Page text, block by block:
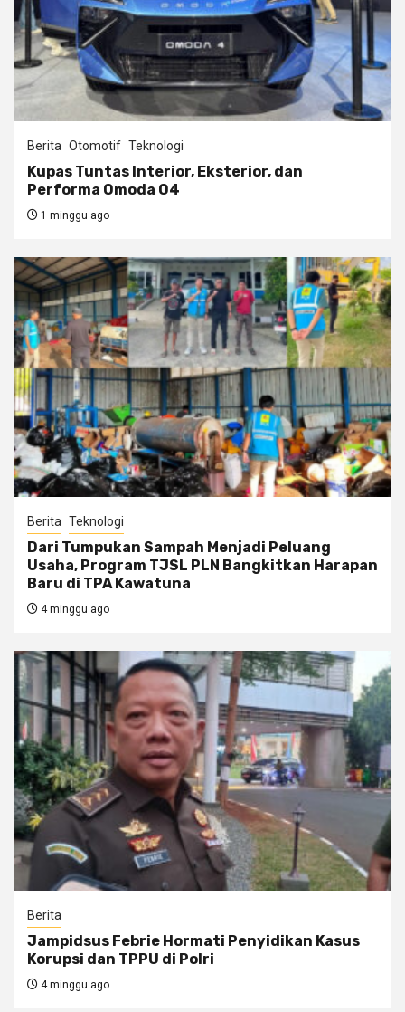
Berita Otomotif Teknologi
Kupas Tuntas Interior, Eksterior, dan
Performa Omoda O4
1 minggu ago
Berita Teknologi
Dari Tumpukan Sampah Menjadi Peluang
Usaha, Program TJSL PLN Bangkitkan Harapan
Baru di TPA Kawatuna
4 minggu ago
Berita
Jampidsus Febrie Hormati Penyidikan Kasus
Korupsi dan TPPU di Polri
4 minggu ago